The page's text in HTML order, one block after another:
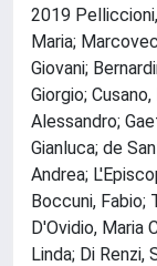
2019
Maria;
Giovani;
Giorgio;
Alessandro;
Gianluca; de
Andrea;
Boccuni, Fabio;
D'Ovidio, Maria
Linda; Di Renzi,